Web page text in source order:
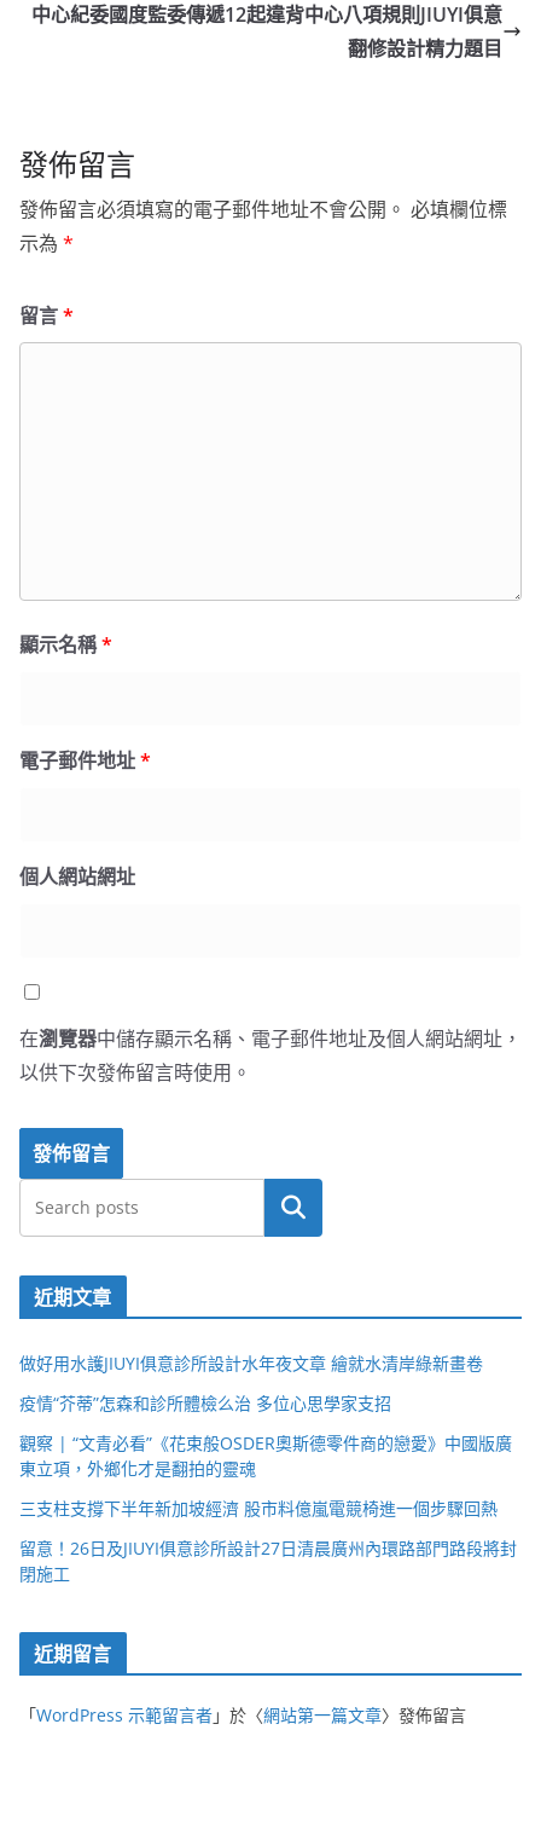
中心紀委國度監委傳遞12起違背中心八項規則JIUYI俱意
翻修設計精力題目
發佈留言
發佈留言必須填寫的電子郵件地址不會公開。 必填欄位標
示為 *
留言*
顯示名稱*
電子郵件地址*
個人網站網址
在瀏覽器中儲存顯示名稱、電子郵件地址及個人網站網址，
以供下次發佈留言時使用。
搜尋
近期文章
做好用水護JIUYI俱意診所設計水年夜文章 繪就水清岸綠新畫卷
疫情“芥蒂”怎森和診所體檢么治 多位心思學家支招
觀察 | “文青必看”《花束般OSDER奧斯德零件商的戀愛》中國版廣
東立項，外鄉化才是翻拍的靈魂
三支柱支撐下半年新加坡經濟 股市料億嵐電競椅進一個步驟回熱
留意！26日及JIUYI俱意診所設計27日清晨廣州內環路部門路段將封
閉施工
近期留言
「WordPress 示範留言者」於〈網站第一篇文章〉發佈留言